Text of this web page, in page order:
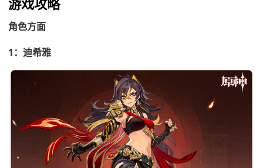
游戏攻略
角色方面
1：迪希雅